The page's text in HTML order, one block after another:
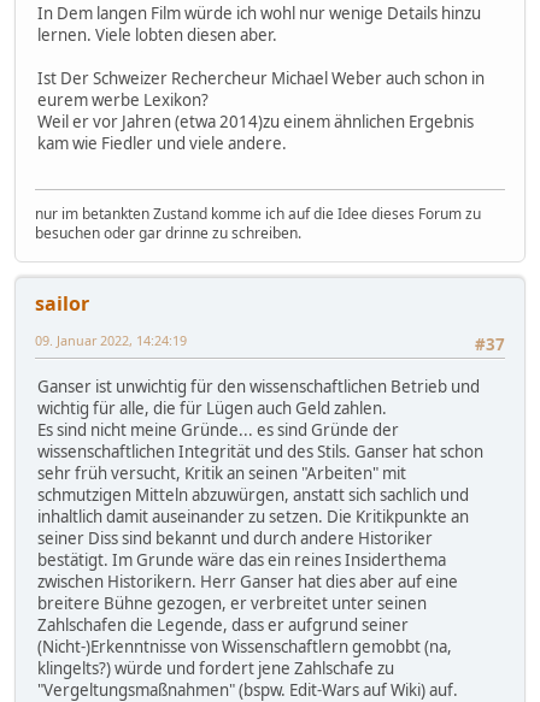
In Dem langen Film würde ich wohl nur wenige Details hinzu
lernen. Viele lobten diesen aber.
Ist Der Schweizer Rechercheur Michael Weber auch schon in
eurem werbe Lexikon?
Weil er vor Jahren (etwa 2014)zu einem ähnlichen Ergebnis
kam wie Fiedler und viele andere.
nur im betankten Zustand komme ich auf die Idee dieses Forum zu
besuchen oder gar drinne zu schreiben.
sailor
#37
09. Januar 2022, 14:24:19
Ganser ist unwichtig für den wissenschaftlichen Betrieb und
wichtig für alle, die für Lügen auch Geld zahlen.
Es sind nicht meine Gründe... es sind Gründe der
wissenschaftlichen Integrität und des Stils. Ganser hat schon
sehr früh versucht, Kritik an seinen "Arbeiten" mit
schmutzigen Mitteln abzuwürgen, anstatt sich sachlich und
inhaltlich damit auseinander zu setzen. Die Kritikpunkte an
seiner Diss sind bekannt und durch andere Historiker
bestätigt. Im Grunde wäre das ein reines Insiderthema
zwischen Historikern. Herr Ganser hat dies aber auf eine
breitere Bühne gezogen, er verbreitet unter seinen
Zahlschafen die Legende, dass er aufgrund seiner
(Nicht-)Erkenntnisse von Wissenschaftlern gemobbt (na,
klingelts?) würde und fordert jene Zahlschafe zu
"Vergeltungsmaßnahmen" (bspw. Edit-Wars auf Wiki) auf.